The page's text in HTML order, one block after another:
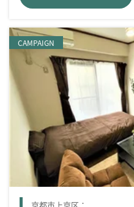
CAMPAIGN